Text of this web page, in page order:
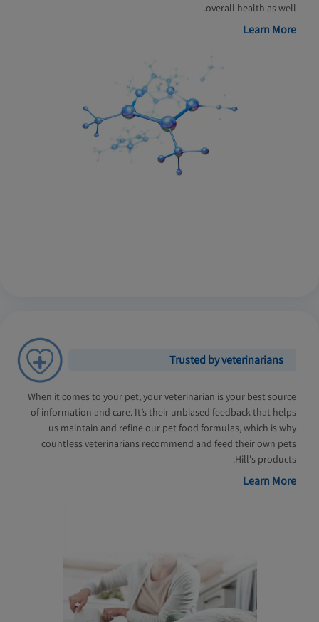
overall health as well.
Learn More
Trusted by veterinarians
When it comes to your pet, your veterinarian is your best source
of information and care. It’s their unbiased feedback that helps
us maintain and refine our pet food formulas, which is why
countless veterinarians recommend and feed their own pets
Hill's products.
Learn More